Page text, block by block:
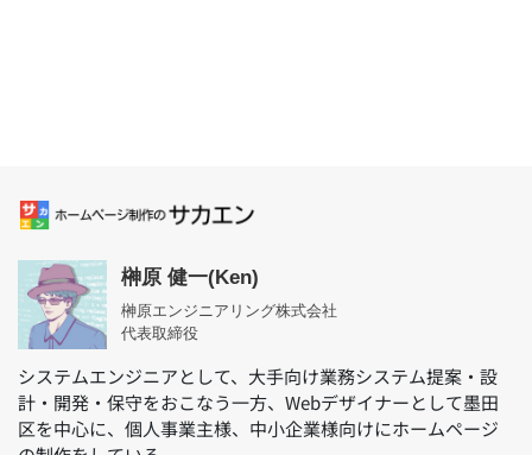
榊原 健一(Ken)
榊原エンジニアリング株式会社
代表取締役
システムエンジニアとして、大手向け業務システム提案・設
計・開発・保守をおこなう一方、Webデザイナーとして墨田
区を中心に、個人事業主様、中小企業様向けにホームページ